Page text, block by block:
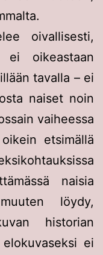
oivallisesti,
ei oikeastaan
tavalla – ei
naiset noin
vaiheessa
etsimällä
naisia
löydy,
historian
ei